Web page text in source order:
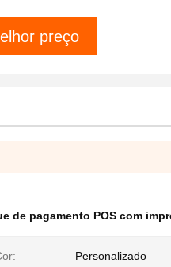
preço
de pagamento POS com
Personalizado